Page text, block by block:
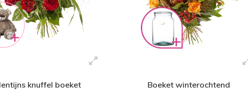
knuffel boeket Boeket winterochtend